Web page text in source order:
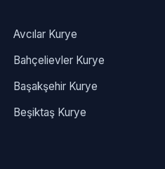
Avcılar Kurye
Bahçelievler Kurye
Başakşehir Kurye
Beşiktaş Kurye